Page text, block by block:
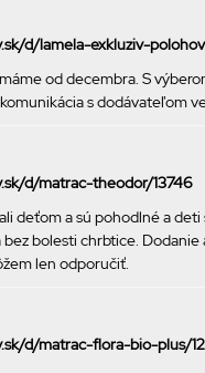
d/lamela-exkluziv-
od decembra. S
s dodávateľom
d/matrac-theodor/13746
deťom a sú pohodlné a deti
bez bolesti chrbtice. Dodanie
len odporučiť.
d/matrac-flora-bio-plus/